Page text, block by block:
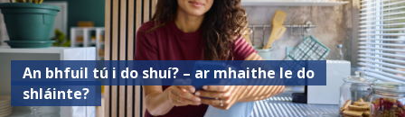
An bhfuil tú i do shuí? – ar mhaithe le do
shláinte?